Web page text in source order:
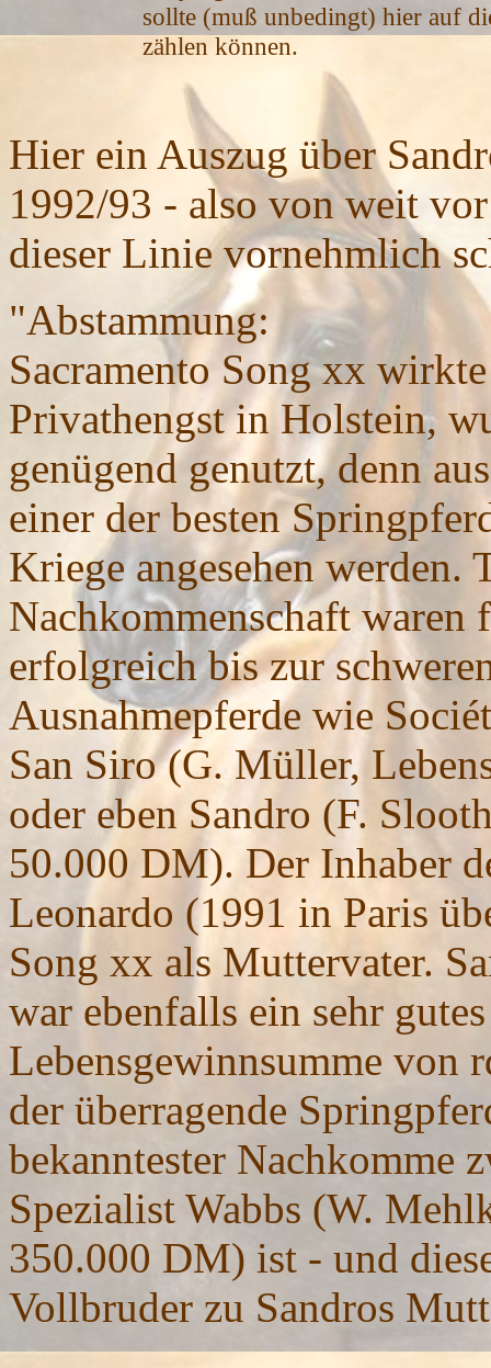
sollte (muß unbedingt) hier auf
zählen können.
Hier ein Auszug über
1992/93 - also von weit
dieser Linie vornehmlich
"Abstammung:
Sacramento Song xx
Privathengst in Holstein,
genügend genutzt, denn
einer der besten
Kriege angesehen werden.
Nachkommenschaft
erfolgreich bis zur
Ausnahmepferde wie
San Siro (G. Müller,
oder eben Sandro (F.
50.000 DM). Der Inhaber
Leonardo (1991 in Paris
Song xx als Muttervater.
war ebenfalls ein sehr
Lebensgewinnsumme von
der überragende
bekanntester Nachkomme
Spezialist Wabbs (W.
350.000 DM) ist - und
Vollbruder zu Sandros